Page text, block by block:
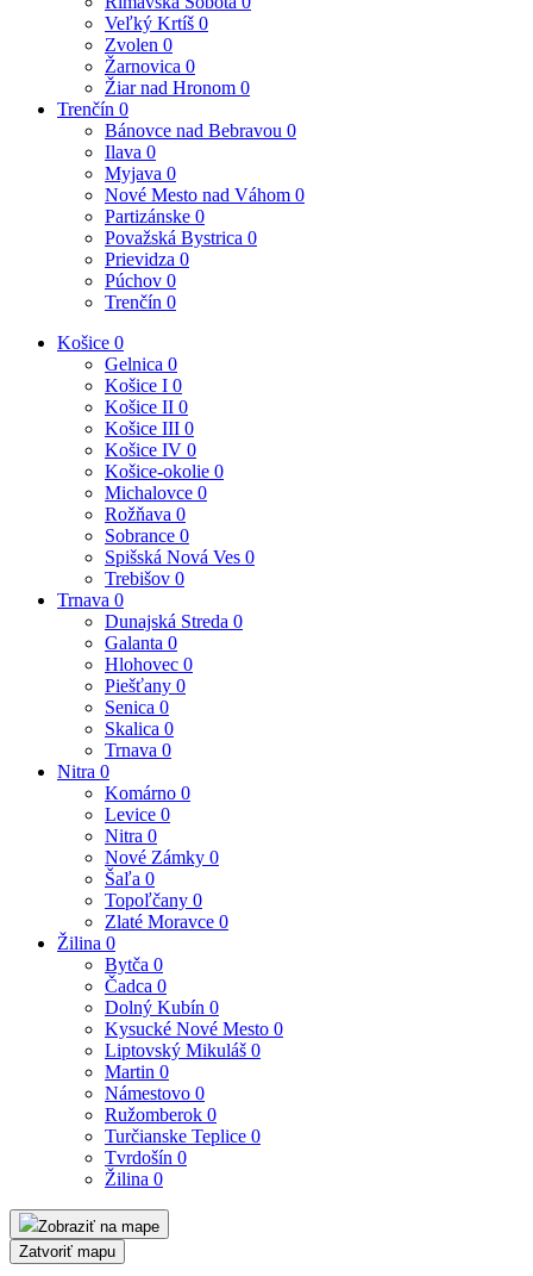
Veľký Krtíš 0
Zvolen 0
Žarnovica 0
Žiar nad Hronom 0
Trenčín 0
Bánovce nad Bebravou 0
Ilava 0
Myjava 0
Nové Mesto nad Váhom 0
Partizánske 0
Považská Bystrica 0
Prievidza 0
Púchov 0
Trenčín 0
Košice 0
Gelnica 0
Košice I 0
Košice II 0
Košice III 0
Košice IV 0
Košice-okolie 0
Michalovce 0
Rožňava 0
Sobrance 0
Spišská Nová Ves 0
Trebišov 0
Trnava 0
Dunajská Streda 0
Galanta 0
Hlohovec 0
Piešťany 0
Senica 0
Skalica 0
Trnava 0
Nitra 0
Komárno 0
Levice 0
Nitra 0
Nové Zámky 0
Šaľa 0
Topoľčany 0
Zlaté Moravce 0
Žilina 0
Bytča 0
Čadca 0
Dolný Kubín 0
Kysucké Nové Mesto 0
Liptovský Mikuláš 0
Martin 0
Námestovo 0
Ružomberok 0
Turčianske Teplice 0
Tvrdošín 0
Žilina 0
Zobraziť na mape
Zatvoriť mapu